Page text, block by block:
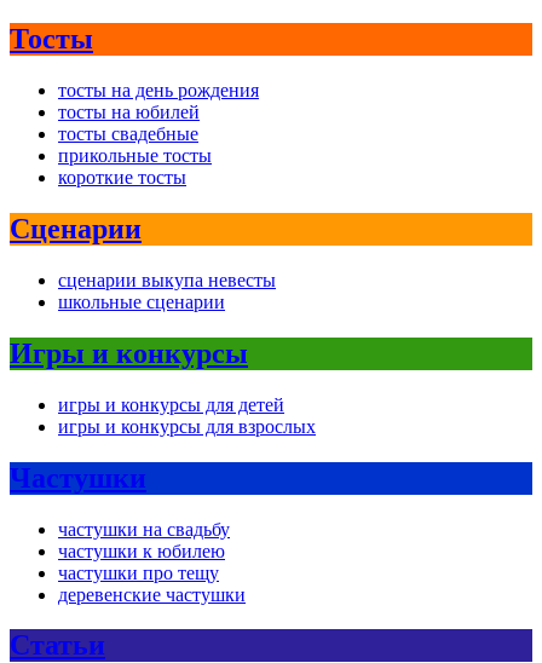
Тосты
тосты на день рождения
тосты на юбилей
тосты свадебные
прикольные тосты
короткие тосты
Сценарии
сценарии выкупа невесты
школьные сценарии
Игры и конкурсы
игры и конкурсы для детей
игры и конкурсы для взрослых
Частушки
частушки на свадьбу
частушки к юбилею
частушки про тещу
деревенские частушки
Статьи